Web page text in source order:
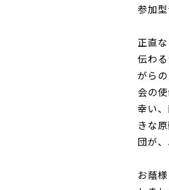
参加
正直
伝わ
がら
会の
幸い
きな
団が
お蔭